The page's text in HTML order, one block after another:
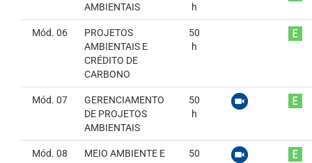
AMBIENTAIS
h
Mód. 06
PROJETOS
AMBIENTAIS E
CRÉDITO DE
CARBONO
50
h
Mód. 07
GERENCIAMENTO
DE PROJETOS
AMBIENTAIS
50
h
Mód. 08
MEIO AMBIENTE E
50